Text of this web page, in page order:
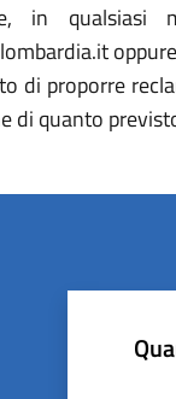
in
di proporre
di quanto